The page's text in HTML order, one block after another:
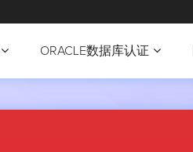
ORACLE数据库认证